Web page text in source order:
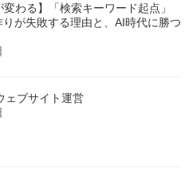
変わる】「検索キーワード起点」
が失敗する理由と、AI時代に勝つ
ェブサイト運営